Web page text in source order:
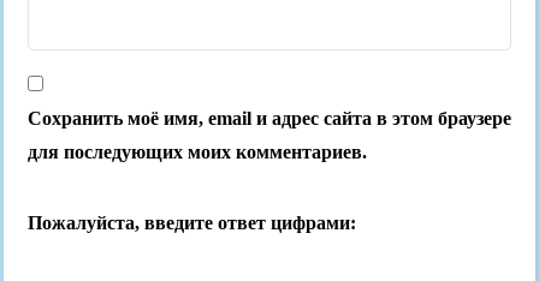
Сохранить моё имя, email и адрес сайта в этом браузере
для последующих моих комментариев.
Пожалуйста, введите ответ цифрами: